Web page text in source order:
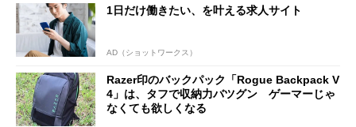
1日だけ働きたい、を叶える求人サイト
AD（ショットワークス）
Razer印のバックパック「Rogue Backpack V
4」は、タフで収納力バツグン ゲーマーじゃ
なくても欲しくなる